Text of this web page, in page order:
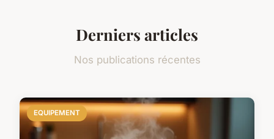
Derniers articles
Nos publications récentes
EQUIPEMENT